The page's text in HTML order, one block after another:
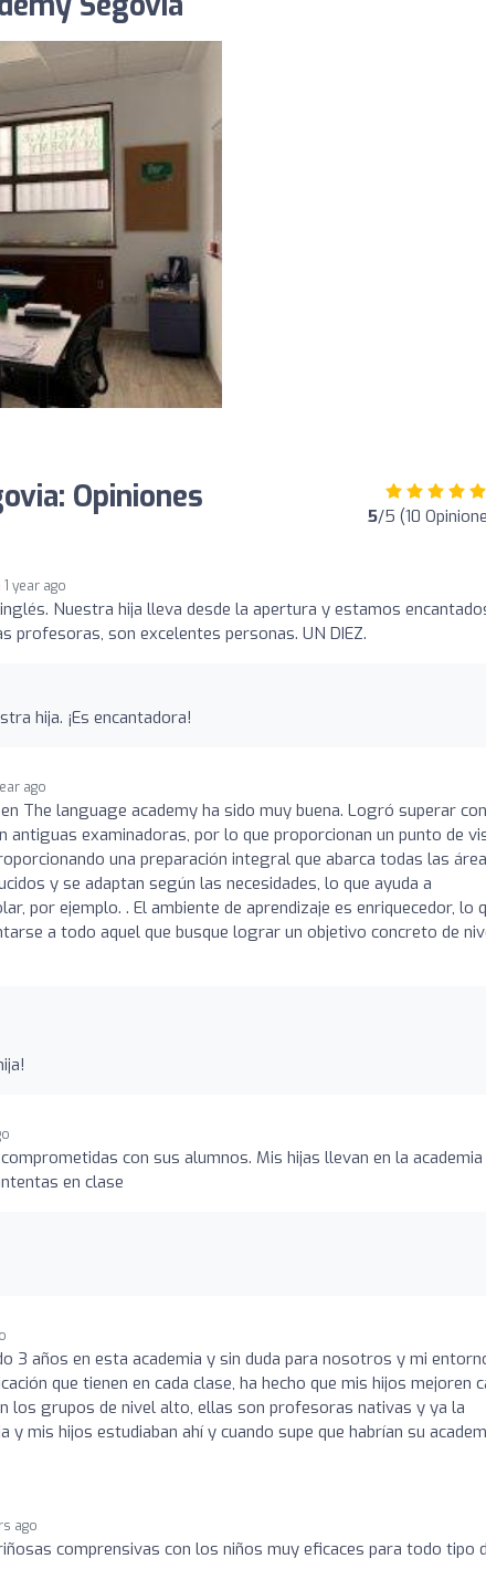
Opiniones 5/5 (10
1 year ago
Nuestra hija lleva desde la apertura y estamos
profesoras, son excelentes personas. UN DIEZ.
hija. ¡Es encantadora!
ago
The language academy ha sido muy buena. Logró superar con
antiguas examinadoras, por lo que proporcionan un punto de
una preparación integral que abarca todas las
y se adaptan según las necesidades, lo que ayuda a
por ejemplo. . El ambiente de aprendizaje es enriquecedor, lo
a todo aquel que busque lograr un objetivo concreto de
con sus alumnos. Mis hijas llevan en la academia
en clase
3 años en esta academia y sin duda para nosotros y mi
que tienen en cada clase, ha hecho que mis hijos mejoren
los grupos de nivel alto, ellas son profesoras nativas y ya la
mis hijos estudiaban ahí y cuando supe que habrían su
ago
comprensivas con los niños muy eficaces para todo tipo